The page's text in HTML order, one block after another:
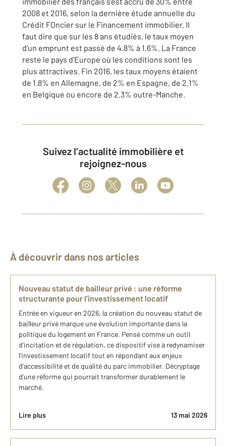
2008 et 2016, selon la dernière étude annuelle du
Crédit FOncier sur le Financement immobilier. Il
faut dire que sur les 8 ans étudiés, le taux moyen
d'un emprunt est passé de 4.8% à 1.6%. La France
reste le pays d'Europe où les conditions sont les
plus attractives. Fin 2016, les taux moyens étaient
de 1.8% en Allemagne, de 2% en Espagne, de 2.1%
en Belgique ou encore de 2.3% outre-Manche.
Suivez l’actualité immobilière et
rejoignez-nous
À découvrir dans nos articles
Nouveau statut de bailleur privé : une réforme
structurante pour l’investissement locatif
Entrée en vigueur en 2026, la création du nouveau statut de
bailleur privé marque une évolution importante dans la
politique du logement en France. Pensé comme un outil
d’incitation et de régulation, ce dispositif vise à redynamiser
l’investissement locatif tout en répondant aux enjeux
d’accessibilité et de qualité du parc immobilier. Décryptage
d’une réforme qui pourrait transformer durablement le
marché.
Lire plus 13 mai 2026